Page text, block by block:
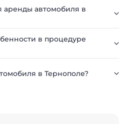
аренды автомобиля в
в процедуре
в Тернополе?